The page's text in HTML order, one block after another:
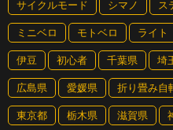
サイクルモード シマノ ス
ミニベロ モトベロ ライト
伊豆 初心者 千葉県 埼
広島県 愛媛県 折り畳み自
東京都 栃木県 滋賀県